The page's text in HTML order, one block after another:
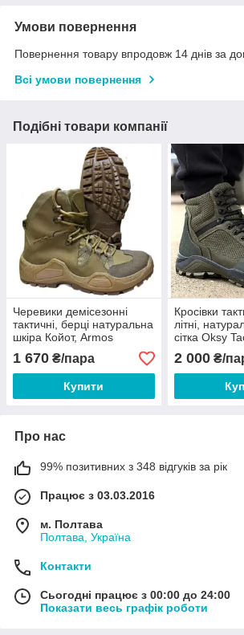
Умови повернення
Повернення товару впродовж 14 днів за
Всі умови повернення
Подібні товари компанії
Черевики демісезонні
тактичні, берці натуральна
шкіра Койот, Armos
"Hamars" 39 40 41 42 43
44 45 46
1 670 ₴/пара
Купити
Кросівки
літні,
сітка Oksy
39 40 41 42
2 000₴/
Про нас
99% позитивних з 348 відгуків за рік
Працює з 03.03.2016
м. Полтава
Полтава, Україна
Контакти
Сьогодні працює з 00:00 до 24:00
Показати весь графік роботи